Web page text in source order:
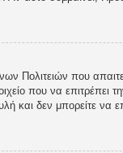
Πολιτειών που
που να
δεν μπορείτε να